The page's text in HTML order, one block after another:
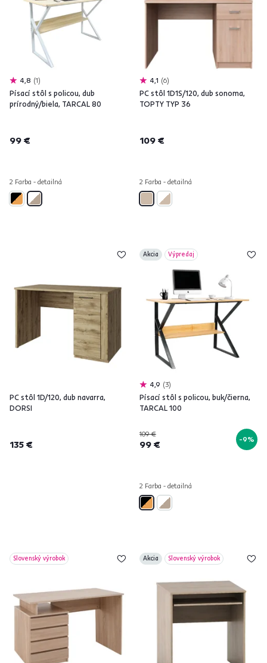
4,8 1
Písací stôl s policou, dub
prírodný/biela, TARCAL 80
99 €
2 Farba - detailná
4,1 6
PC stôl 1D1S/120, dub sonoma,
TOPTY TYP 36
109 €
2 Farba - detailná
PC stôl 1D/120, dub navarra,
DORSI
135 €
Akcia Výpredaj
4,9 3
Písací stôl s policou, buk/čierna,
TARCAL 100
109 €
99 € -9%
2 Farba - detailná
Slovenský výrobok Akcia Slovenský výrobok